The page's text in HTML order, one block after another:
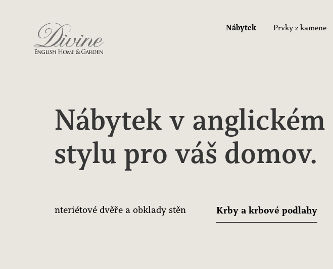
Nábytek Prvky z kamene
Nábytek v anglickém
stylu pro váš domov.
Interiétové dvěře a obklady stěn Krby a krbové podlahy